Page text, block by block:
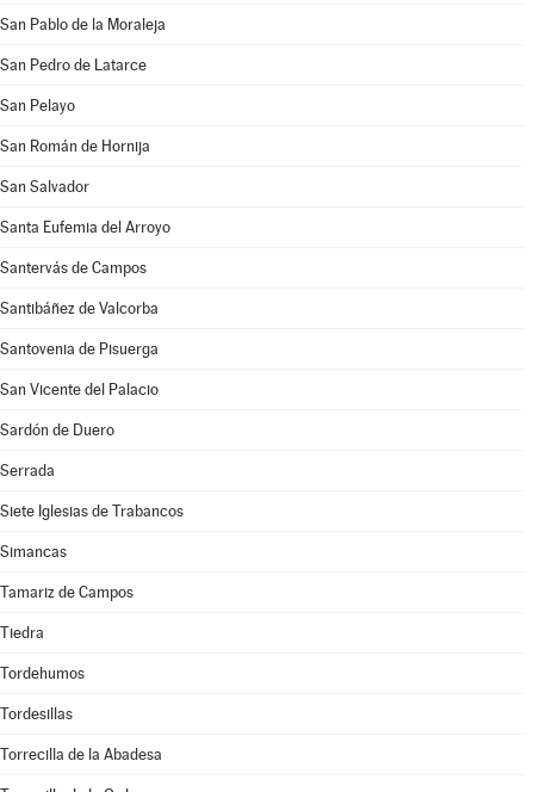
San Pablo de la Moraleja
San Pedro de Latarce
San Pelayo
San Román de Hornija
San Salvador
Santa Eufemia del Arroyo
Santervás de Campos
Santibáñez de Valcorba
Santovenia de Pisuerga
San Vicente del Palacio
Sardón de Duero
Serrada
Siete Iglesias de Trabancos
Simancas
Tamariz de Campos
Tiedra
Tordehumos
Tordesillas
Torrecilla de la Abadesa